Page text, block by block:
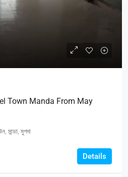
Town Manda From May
মান্ডা, মুগদা
Details